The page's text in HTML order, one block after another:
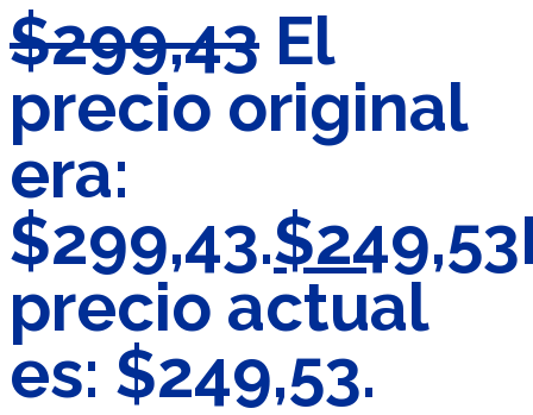
$299,43 El
precio original
era:
$299,43.$249,53
precio actual
es: $249,53.